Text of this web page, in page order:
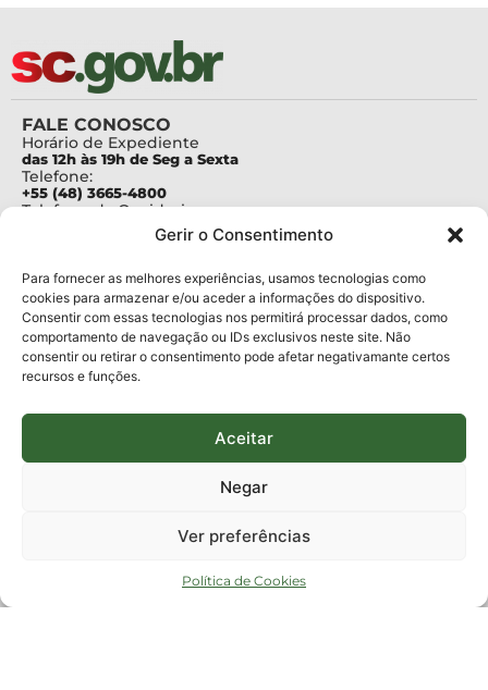
Gerir o Consentimento
Para fornecer as melhores experiências, usamos tecnologias como
cookies para armazenar e/ou aceder a informações do dispositivo.
Consentir com essas tecnologias nos permitirá processar dados, como
comportamento de navegação ou IDs exclusivos neste site. Não
consentir ou retirar o consentimento pode afetar negativamante certos
recursos e funções.
Aceitar
Negar
Ver preferências
Política de Cookies
FALE CONOSCO
Horário de Expediente
das 12h às 19h de Seg a Sexta
Telefone:
+55 (48) 3665-4800
Telefone da Ouvidoria
Para assuntos relacionados à Pesquisa
pesquisa@fapesc.sc.gov.br
Para assuntos relacionados à Inovação
inovacao@fapesc.sc.gov.br
Para assuntos relacionados à Bolsas
bolsas@fapesc.sc.gov.br
Para assuntos relacionados à Prestação de Contas
Para assuntos relacionados à Plataforma
plataforma@fapesc.sc.gov.br
Jair Artur da Silva dpo@fapesc.sc.gov.br 3665-4831
km 01, Módulo 12A, Edifício Fapesc / Celta, 5° andar